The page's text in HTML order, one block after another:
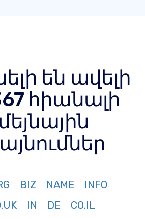
են ավելի
հիանալի
BIZ NAME
INFO
IN DE
CO.IL